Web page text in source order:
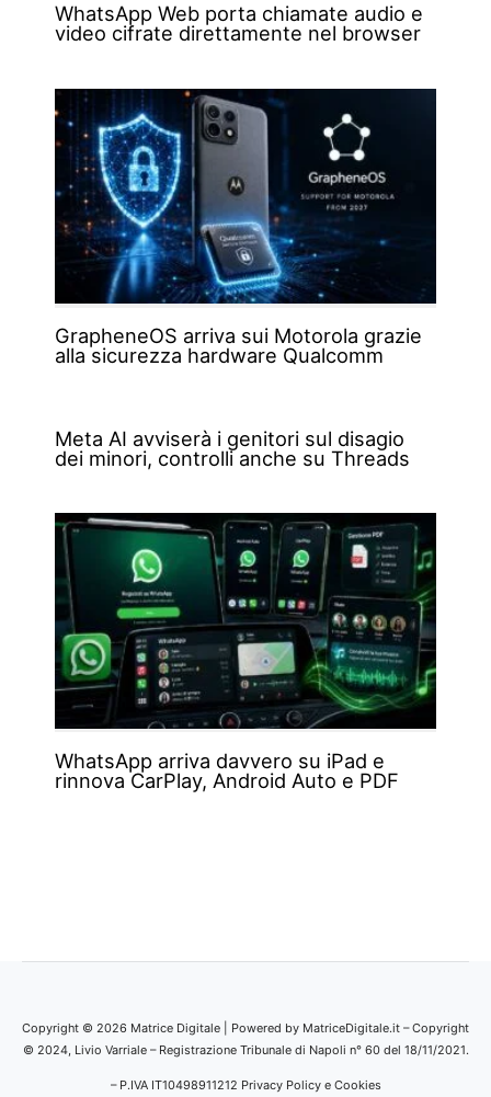
WhatsApp Web porta chiamate audio e
video cifrate direttamente nel browser
GrapheneOS arriva sui Motorola grazie
alla sicurezza hardware Qualcomm
Meta AI avviserà i genitori sul disagio
dei minori, controlli anche su Threads
WhatsApp arriva davvero su iPad e
rinnova CarPlay, Android Auto e PDF
Copyright © 2026 Matrice Digitale | Powered by MatriceDigitale.it – Copyright
© 2024, Livio Varriale – Registrazione Tribunale di Napoli n° 60 del 18/11/2021.
– P.IVA IT10498911212 Privacy Policy e Cookies